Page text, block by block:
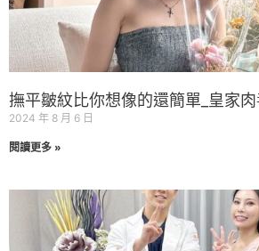
撫平皺紋比你想像的還簡單_皇家
2024 年 8 月 6 日
閱讀更多 »